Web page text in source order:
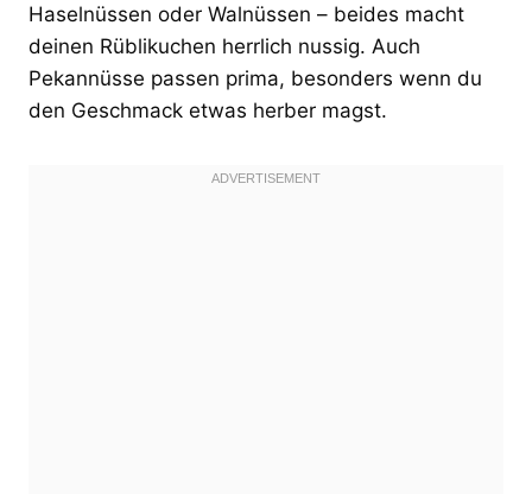
Haselnüssen oder Walnüssen – beides macht
deinen Rüblikuchen herrlich nussig. Auch
Pekannüsse passen prima, besonders wenn du
den Geschmack etwas herber magst.